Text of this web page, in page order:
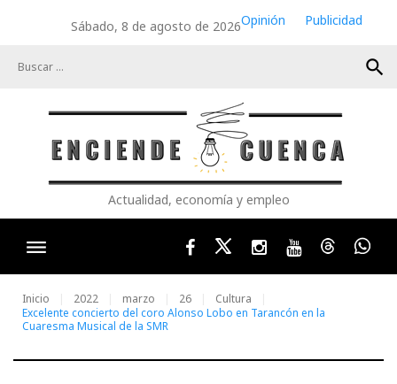
Sábado, 8 de agosto de 2026Opinión
Publicidad
search
Actualidad, economía y empleo
FacebookTwitterInstagram
YoutubeThreads
Inicio 2022 marzo 26
Cultura
Excelente concierto del coro Alonso Lobo en Tarancón en la
Cuaresma Musical de la SMR